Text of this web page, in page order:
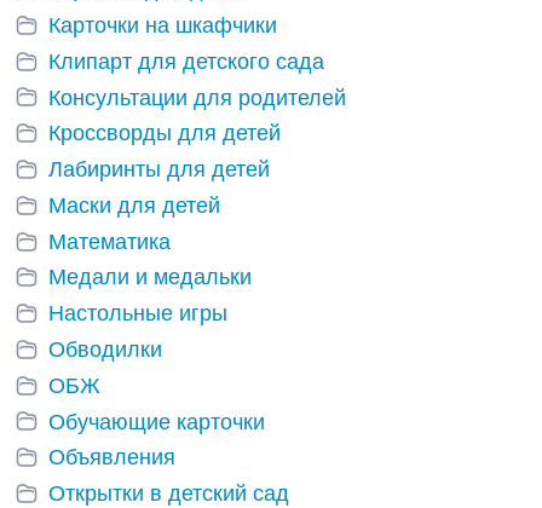
Карточки на шкафчики
Клипарт для детского сада
Консультации для родителей
Кроссворды для детей
Лабиринты для детей
Маски для детей
Математика
Медали и медальки
Настольные игры
Обводилки
ОБЖ
Обучающие карточки
Объявления
Открытки в детский сад